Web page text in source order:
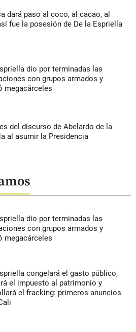
dará paso al coco, al cacao, al
fue la posesión de De la Espriella
dio por terminadas las
con grupos armados y
megacárceles
del discurso de Abelardo de la
al asumir la Presidencia
dio por terminadas las
con grupos armados y
megacárceles
congelará el gasto público,
el impuesto al patrimonio y
el fracking: primeros anuncios